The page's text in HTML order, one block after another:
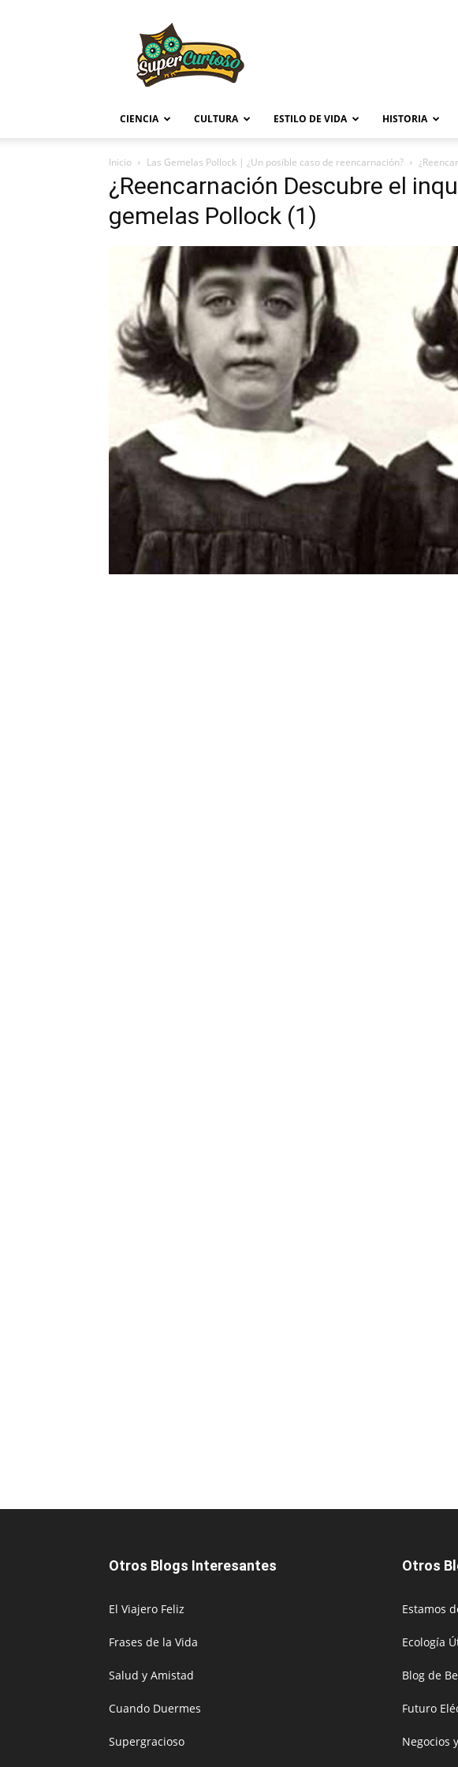
CIENCIA CULTURA ESTILO DE VIDA HISTORIA
Inicio Las Gemelas Pollock | ¿Un posible caso de reencarnación?
¿Reencarnación Descubre el
gemelas Pollock (1)
Otros Blogs Interesantes
El Viajero Feliz
Frases de la Vida
Salud y Amistad
Cuando Duermes
Supergracioso
Otros
Estamos
Ecología
Blog de
Futuro
Negocios